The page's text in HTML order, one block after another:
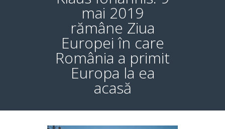
mai 2019
rămâne Ziua
Europei în care
România a primit
Europa la ea
acasă